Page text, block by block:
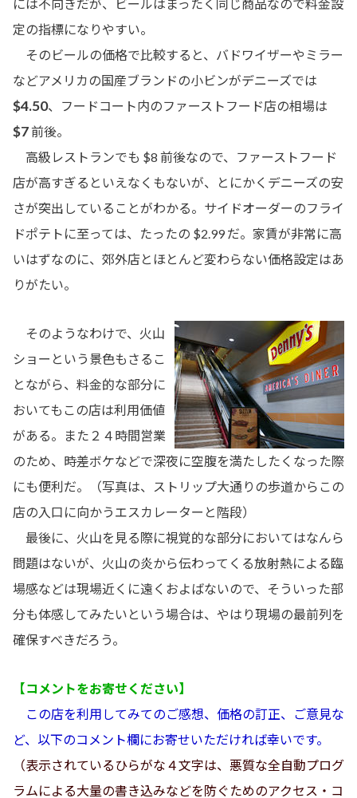
には不向きだが、ビールはまったく同じ商品なので料金設
定の指標になりやすい。
そのビールの価格で比較すると、バドワイザーやミラー
などアメリカの国産ブランドの小ビンがデニーズでは
$4.50、フードコート内のファーストフード店の相場は
$7前後。
高級レストランでも $8 前後なので、ファーストフード
店が高すぎるといえなくもないが、とにかくデニーズの安
さが突出していることがわかる。サイドオーダーのフライ
ドポテトに至っては、たったの $2.99 だ。家賃が非常に高
いはずなのに、郊外店とほとんど変わらない価格設定はあ
りがたい。
そのようなわけで、火山
ショーという景色もさるこ
とながら、料金的な部分に
おいてもこの店は利用価値
がある。また２４時間営業
のため、時差ボケなどで深夜に空腹を満たしたくなった際
にも便利だ。（写真は、ストリップ大通りの歩道からこの
店の入口に向かうエスカレーターと階段）
最後に、火山を見る際に視覚的な部分においてはなんら
問題はないが、火山の炎から伝わってくる放射熱による臨
場感などは現場近くに遠くおよばないので、そういった部
分も体感してみたいという場合は、やはり現場の最前列を
確保すべきだろう。
【コメントをお寄せください】
この店を利用してみてのご感想、価格の訂正、ご意見な
ど、以下のコメント欄にお寄せいただければ幸いです。
（表示されているひらがな４文字は、悪質な全自動プログ
ラムによる大量の書き込みなどを防ぐためのアクセス・コ